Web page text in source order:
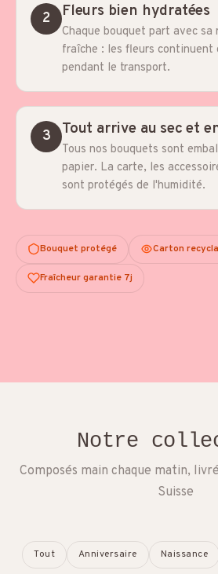
2 Fleurs bien hydratées
Chaque bouquet part avec sa
fraîche : les fleurs continuent
pendant le transport.
3 Tout arrive au sec et
Tous nos bouquets sont
papier. La carte, les
sont protégés de l'humidité.
Bouquet protégé Carton
Fraîcheur garantie 7j
Notre
Composés main chaque matin,
Suisse
Tout Anniversaire Naissance